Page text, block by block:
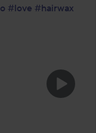
#love #hairwax